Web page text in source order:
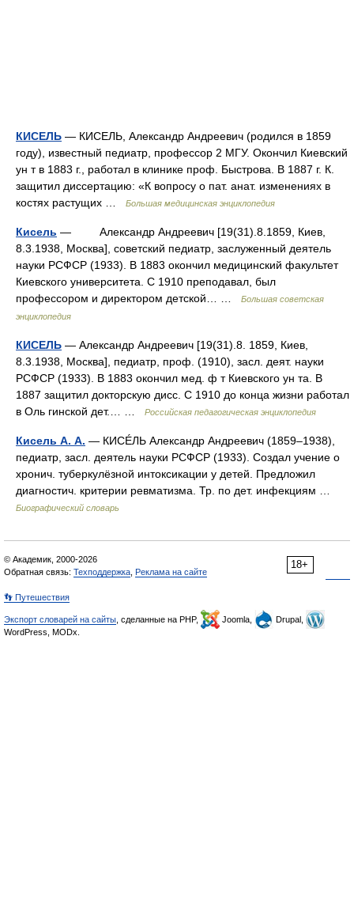
КИСЕЛЬ — КИСЕЛЬ, Александр Андреевич (родился в 1859
году), известный педиатр, профессор 2 МГУ. Окончил Киевский
ун т в 1883 г., работал в клинике проф. Быстрова. В 1887 г. К.
защитил диссертацию: «К вопросу о пат. анат. изменениях в
костях растущих …
Большая медицинская энциклопедия
Кисель — Александр Андреевич [19(31).8.1859, Киев,
8.3.1938, Москва], советский педиатр, заслуженный деятель
науки РСФСР (1933). В 1883 окончил медицинский факультет
Киевского университета. С 1910 преподавал, был
профессором и директором детской… …
Большая советская
энциклопедия
КИСЕЛЬ — Александр Андреевич [19(31).8. 1859, Киев,
8.3.1938, Москва], педиатр, проф. (1910), засл. деят. науки
РСФСР (1933). В 1883 окончил мед. ф т Киевского ун та. В
1887 защитил докторскую дисс. С 1910 до конца жизни работал
в Оль гинской дет.… …
Российская педагогическая энциклопедия
Кисель А. А. — КИСÉЛЬ Александр Андреевич (1859–1938),
педиатр, засл. деятель науки РСФСР (1933). Создал учение о
хронич. туберкулёзной интоксикации у детей. Предложил
диагностич. критерии ревматизма. Тр. по дет. инфекциям …
Биографический словарь
18+
© Академик, 2000-2026
Обратная связь: Техподдержка Реклама на сайте
👣 Путешествия
Экспорт словарей на сайты , сделанные на PHP, Joomla,
Drupal,
WordPress, MODx.